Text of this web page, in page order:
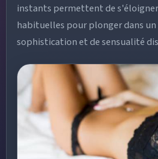
instants permettent de
habituelles pour plonger dans un
sophistication et de sensualité